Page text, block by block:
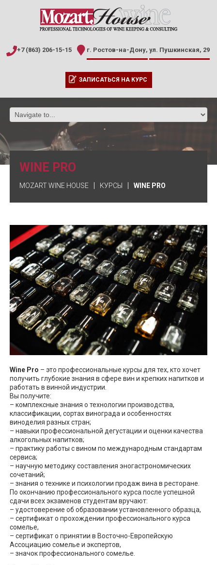
+7 (863) 206-15-15 г. Ростов-на-Дону, ул. Пушкинская, 29
ЗАПИСАТЬСЯ НА КУРС
WINE PRO
MOZART WINE HOUSE КУРСЫ WINE PRO
Wine Pro – это профессиональные курсы для тех, кто хочет
получить глубокие знания в сфере вин и крепких напитков и
работать в винной индустрии.
Вы получите:
– комплексные знания о технологии производства,
классификации, сортах винограда и особенностях
виноделия разных стран;
– навыки профессиональной дегустации и оценки качества
алкогольных напитков;
– практику работы с вином по международным стандартам
сервиса;
– научную методику составления эногастрономических
сочетаний;
– знания о технике и психологии продаж вина в ресторане.
По окончанию профессионального курса после успешной
сдачи всех экзаменов студентам вручают:
– удостоверение об образовании установленного образца,
– сертификат о прохождении профессионального курса
сомелье,
– сертификат о принятии в Восточно-Европейскую
Ассоциацию сомелье и экспертов,
– значок профессионального сомелье.